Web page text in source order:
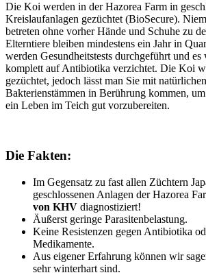
Die Koi werden in der Hazorea Farm in
Kreislaufanlagen gezüchtet (BioSecure).
betreten ohne vorher Hände und Schuhe zu
Elterntiere bleiben mindestens ein Jahr in
werden Gesundheitstests durchgeführt und
komplett auf Antibiotika verzichtet. Die Koi
gezüchtet, jedoch lässt man Sie mit
Bakterienstämmen in Berührung kommen,
ein Leben im Teich gut vorzubereiten.
Die Fakten:
Im Gegensatz zu fast allen Züchtern
geschlossenen Anlagen der Hazorea
von KHV diagnostiziert!
Äußerst geringe Parasitenbelastung.
Keine Resistenzen gegen Antibiotika
Medikamente.
Aus eigener Erfahrung können wir
sehr winterhart sind.